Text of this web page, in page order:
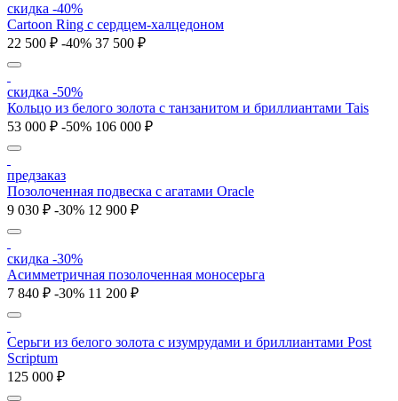
скидка -40%
Cartoon Ring с сердцем-халцедоном
22 500 ₽ -40% 37 500 ₽
скидка -50%
Кольцо из белого золота с танзанитом и бриллиантами Tais
53 000 ₽ -50% 106 000 ₽
предзаказ
Позолоченная подвеска с агатами Oracle
9 030 ₽ -30% 12 900 ₽
скидка -30%
Асимметричная позолоченная моносерьга
7 840 ₽ -30% 11 200 ₽
Серьги из белого золота с изумрудами и бриллиантами Post
Scriptum
125 000 ₽